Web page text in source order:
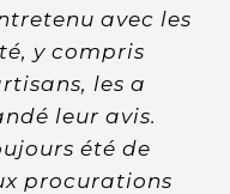
avec les
y compris
les a
leur avis.
été de
procurations